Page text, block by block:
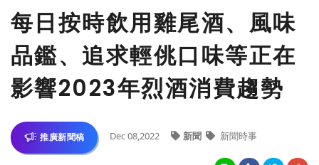
每日按時飲用雞尾酒、風味
品鑑、追求輕佻口味等正在
影響2023年烈酒消費趨勢
推廣新聞稿 Dec 08,2022 新聞 新聞時事